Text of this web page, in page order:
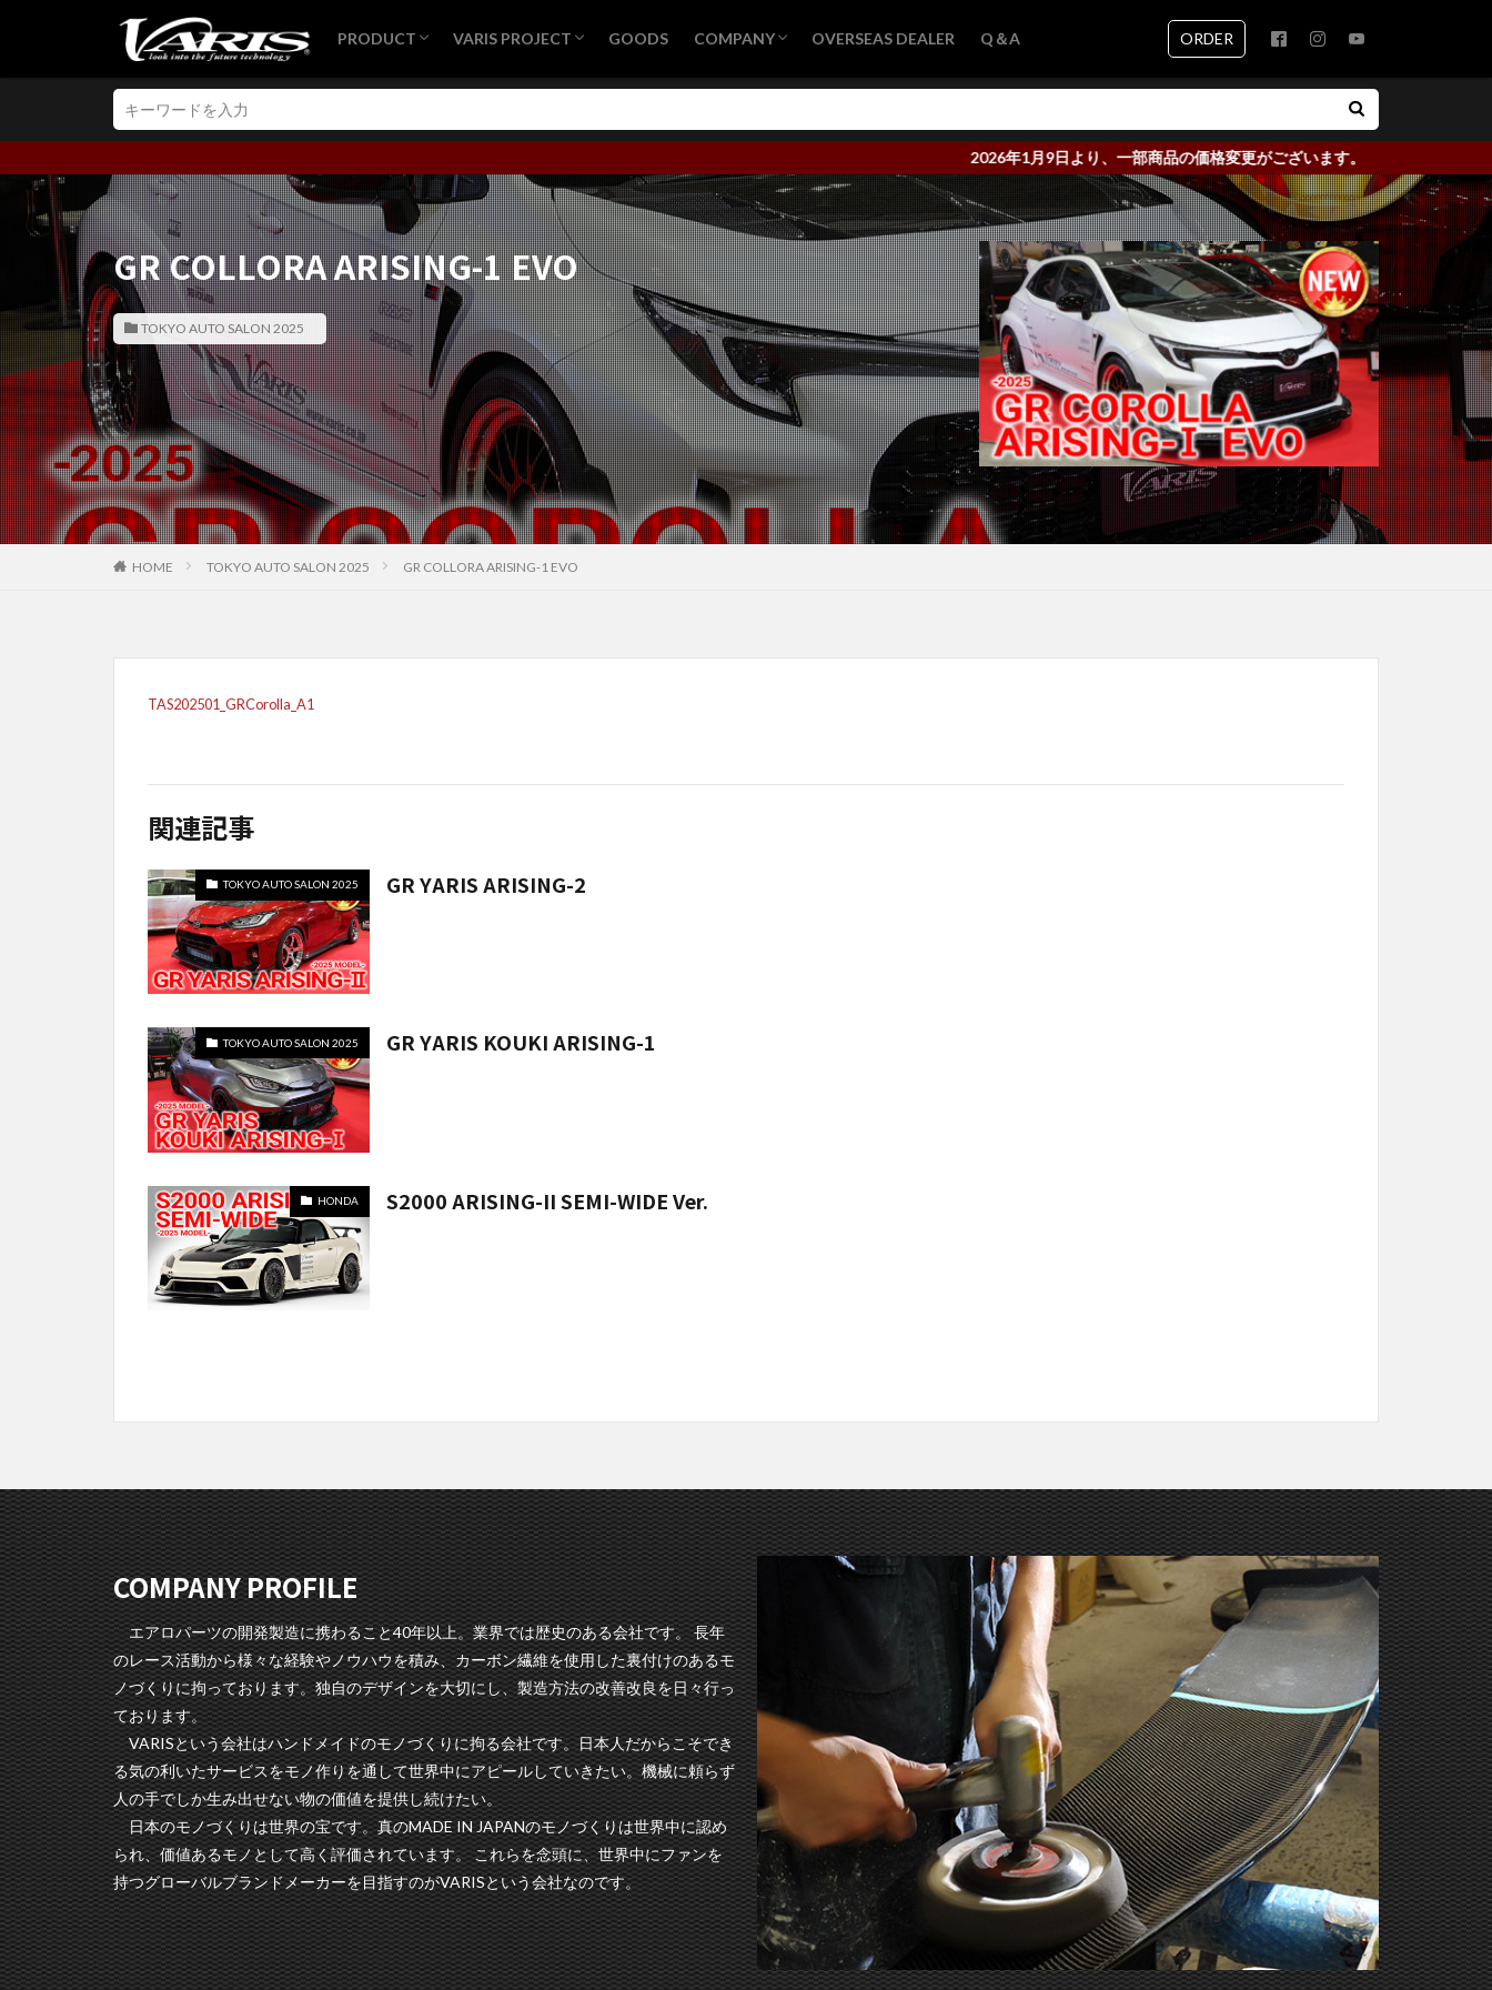
PRODUCT
MITSUBISHI
SUBARU
TOYOTA
LEXUS
HONDA
NISSAN
MAZDA
SUZUKI
VOLKSWAGEN
MERCEDES
BMW
GT-WING
VARIS PROJECT
BRAND CONCEPT
VARIS PROJECT – SUPER GT
VARIS PROJECT – SUPER耐久
VARIS PROJECT – Time Attack Machine
レース結果2026
GOODS COMPANY
会社概要
営業日カレンダー
プライバシーポリシー
採用情報
OVERSEAS DEALER Q＆A ORDER
2026年1月9日より、一部商品の価格変更がございます。
GR COLLORA ARISING-1 EVO
TOKYO AUTO SALON 2025
HOME TOKYO AUTO SALON 2025 GR COLLORA ARISING-1 EVO
TAS202501_GRCorolla_A1
関連記事
TOKYO AUTO SALON 2025 GR YARIS ARISING-2
TOKYO AUTO SALON 2025 GR YARIS KOUKI ARISING-1
HONDA S2000 ARISING-II SEMI-WIDE Ver.
COMPANY PROFILE
エアロパーツの開発製造に携わること40年以上。業界では歴史のある会社です。 長年
のレース活動から様々な経験やノウハウを積み、カーボン繊維を使用した裏付けのあるモ
ノづくりに拘っております。独自のデザインを大切にし、製造方法の改善改良を日々行っ
ております。
VARISという会社はハンドメイドのモノづくりに拘る会社です。日本人だからこそでき
る気の利いたサービスをモノ作りを通して世界中にアピールしていきたい。機械に頼らず
人の手でしか生み出せない物の価値を提供し続けたい。
日本のモノづくりは世界の宝です。真のMADE IN JAPANのモノづくりは世界中に認め
られ、価値あるモノとして高く評価されています。 これらを念頭に、世界中にファンを
持つグローバルブランドメーカーを目指すのがVARISという会社なのです。